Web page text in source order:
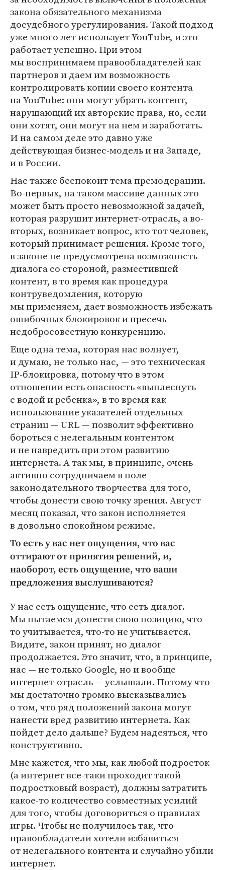
закона обязательного механизма
досудебного урегулирования. Такой подход
уже много лет использует YouTube, и это
работает успешно. При этом
мы воспринимаем правообладателей как
партнеров и даем им возможность
контролировать копии своего контента
на YouTube: они могут убрать контент,
нарушающий их авторские права, но, если
они хотят, они могут на нем и заработать.
И на самом деле это давно уже
действующая бизнес-модель и на Западе,
и в России.
Нас также беспокоит тема премодерации.
Во-первых, на таком массиве данных это
может быть просто невозможной задачей,
которая разрушит интернет-отрасль, а во-
вторых, возникает вопрос, кто тот человек,
который принимает решения. Кроме того,
в законе не предусмотрена возможность
диалога со стороной, разместившей
контент, в то время как процедура
контруведомления, которую
мы применяем, дает возможность избежать
ошибочных блокировок и пресечь
недобросовестную конкуренцию.
Еще одна тема, которая нас волнует,
и думаю, не только нас, — это техническая
IP-блокировка, потому что в этом
отношении есть опасность «выплеснуть
с водой и ребенка», в то время как
использование указателей отдельных
страниц — URL — позволит эффективно
бороться с нелегальным контентом
и не навредить при этом развитию
интернета. А так мы, в принципе, очень
активно сотрудничаем в поле
законодательного творчества для того,
чтобы донести свою точку зрения. Август
месяц показал, что закон исполняется
в довольно спокойном режиме.
То есть у вас нет ощущения, что вас
оттирают от принятия решений, и,
наоборот, есть ощущение, что ваши
предложения выслушиваются?
У нас есть ощущение, что есть диалог.
Мы пытаемся донести свою позицию, что-
то учитывается, что-то не учитывается.
Видите, закон принят, но диалог
продолжается. Это значит, что, в принципе,
нас — не только Google, но и вообще
интернет-отрасль — услышали. Потому что
мы достаточно громко высказывались
о том, что ряд положений закона могут
нанести вред развитию интернета. Как
пойдет дело дальше? Будем надеяться, что
конструктивно.
Мне кажется, что мы, как любой подросток
(а интернет все-таки проходит такой
подростковый возраст), должны затратить
какое-то количество совместных усилий
для того, чтобы договориться о правилах
игры. Чтобы не получилось так, что
правообладатели хотели избавиться
от нелегального контента и случайно убили
интернет.